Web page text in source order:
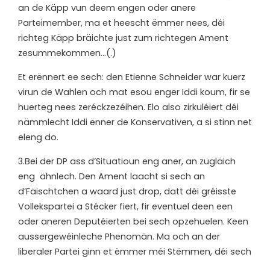
an de Käpp vun deem engen oder anere
Parteimember, ma et heescht ëmmer nees, déi
richteg Käpp bräichte just zum richtegen Ament
zesummekommen…(.)
Et erënnert ee sech: den Etienne Schneider war kuerz
virun de Wahlen och mat esou enger Iddi koum, fir se
huerteg nees zeréckzezéihen. Elo also zirkuléiert déi
nämmlecht Iddi ënner de Konservativen, a si stinn net
eleng do.
3.Bei der DP ass d’Situatioun eng aner, an zugläich
eng ähnlech. Den Ament laacht si sech an
d’Fäischtchen a waard just drop, datt déi gréisste
Vollekspartei a Stécker fiert, fir eventuel deen een
oder aneren Deputéierten bei sech opzehuelen. Keen
aussergewéinleche Phenomän. Ma och an der
liberaler Partei ginn et ëmmer méi Stëmmen, déi sech